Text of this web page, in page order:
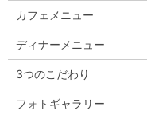
カフェメニュー
ディナーメニュー
3つのこだわり
フォトギャラリー